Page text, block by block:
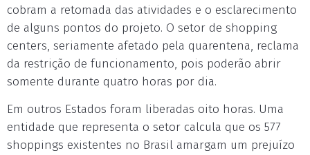
cobram a retomada das atividades e o esclarecimento
de alguns pontos do projeto. O setor de shopping
centers, seriamente afetado pela quarentena, reclama
da restrição de funcionamento, pois poderão abrir
somente durante quatro horas por dia.
Em outros Estados foram liberadas oito horas. Uma
entidade que representa o setor calcula que os 577
shoppings existentes no Brasil amargam um prejuízo